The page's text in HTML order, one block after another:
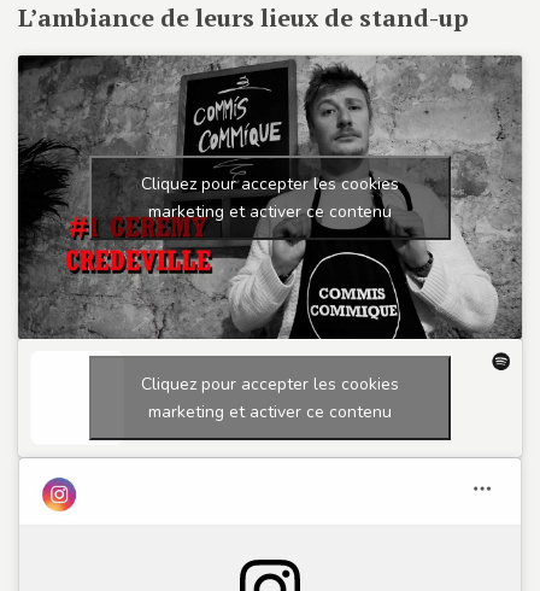
L’ambiance de leurs lieux de stand-up
Cliquez pour accepter les cookies
marketing et activer ce contenu
Cliquez pour accepter les cookies
marketing et activer ce contenu